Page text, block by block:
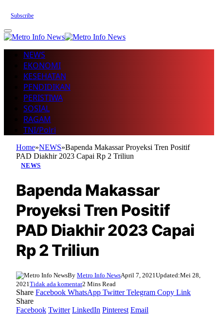
Subscribe
NEWS
EKONOMI
KESEHATAN
PENDIDIKAN
PERISTIWA
SOSIAL
RAGAM
TNI/Polri
Home»NEWS»Bapenda Makassar Proyeksi Tren Positif
PAD Diakhir 2023 Capai Rp 2 Triliun
NEWS
Bapenda Makassar
Proyeksi Tren Positif
PAD Diakhir 2023 Capai
Rp 2 Triliun
By Metro Info NewsApril 7, 2021 Updated:Mei 28,
2021 Tidak ada komentar2 Mins Read
Share Facebook WhatsApp Twitter Telegram Copy Link
Share
Facebook Twitter LinkedIn Pinterest Email